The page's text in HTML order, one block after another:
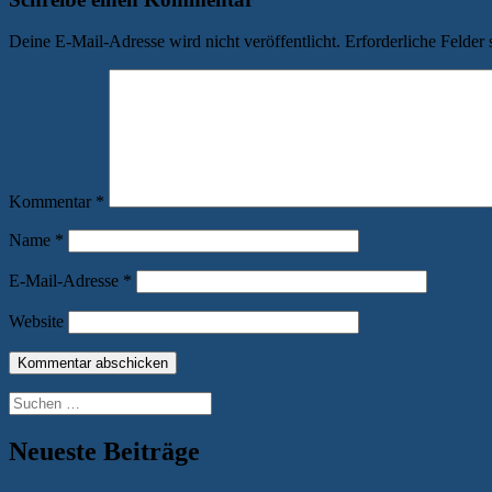
Deine E-Mail-Adresse wird nicht veröffentlicht. Erforderliche Felder
Kommentar *
Name *
E-Mail-Adresse *
Website
Suchen
nach:
Neueste Beiträge